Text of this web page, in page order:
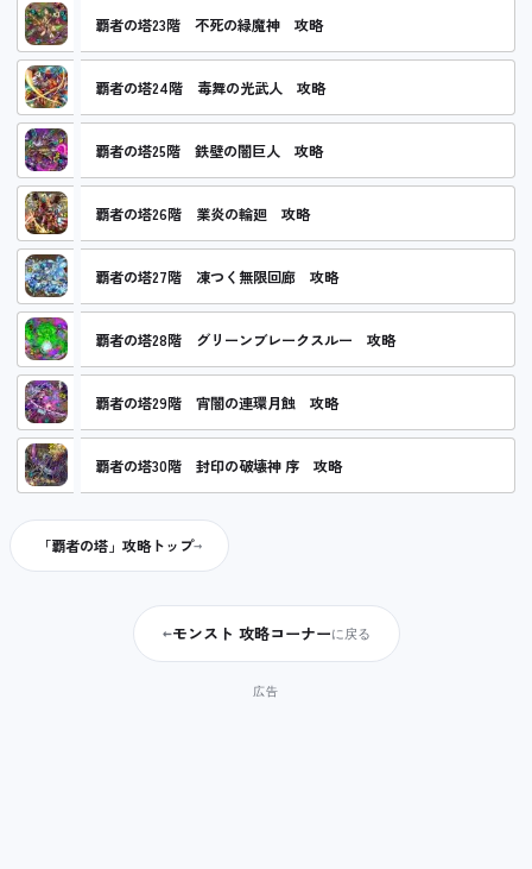
覇者の塔23階 不死の緑魔神 攻略
覇者の塔24階 毒舞の光武人 攻略
覇者の塔25階 鉄壁の闇巨人 攻略
覇者の塔26階 業炎の輪廻 攻略
覇者の塔27階 凍つく無限回廊 攻略
覇者の塔28階 グリーンブレークスルー 攻略
覇者の塔29階 宵闇の連環月蝕 攻略
覇者の塔30階 封印の破壊神 序 攻略
「覇者の塔」攻略トップ
←モンスト 攻略コーナーに戻る